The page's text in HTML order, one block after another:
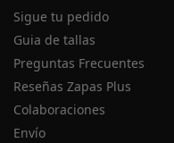
Sigue tu pedido
Guia de tallas
Preguntas Frecuentes
Reseñas Zapas Plus
Colaboraciones
Envío